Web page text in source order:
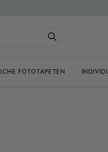
FOTOTAPETEN